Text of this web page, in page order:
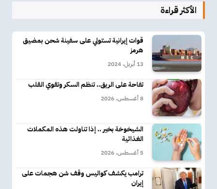
الأكثر قراءة
قوات إيرانية تستولي على سفينة شحن بمضيق
هرمز
13 أبريل، 2024
تفاحة على الريق.. تنظم السكر وتقوي القلب
8 أغسطس، 2026
الشيخوخة بخير .. إذا تناولت هذه المكملات
الغذائية
5 أغسطس، 2026
ترامب يكشف كواليس وقف شن هجمات على
إيران